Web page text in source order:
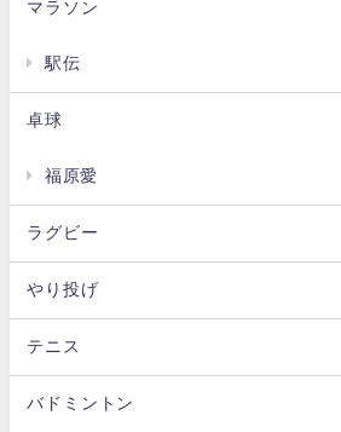
マラソン
駅伝
卓球
福原愛
ラグビー
やり投げ
テニス
バドミントン